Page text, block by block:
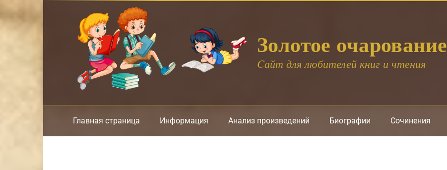
к
Золотое очарование
Cайт для любителей книг и чтения
Главная страница Информация Анализ произведений Биографии Сочинения